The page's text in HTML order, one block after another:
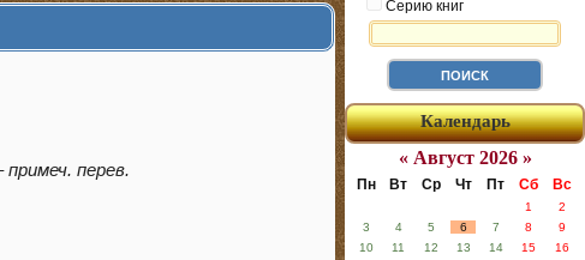
примеч. перев.
Серию книг
Календарь
« Август 2026 »
Пн Вт Ср Чт Пт Сб Вс
1
2
3
4 5 6 7 8
9
10
11 12 13 14 15
16